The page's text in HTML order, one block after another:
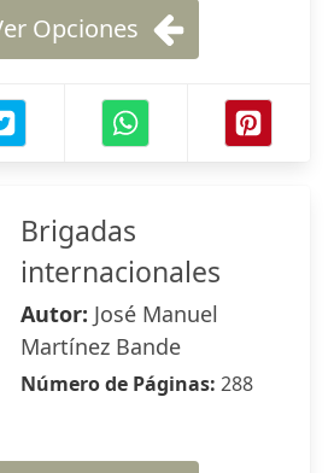
Opciones
Brigadas
internacionales
Autor: José Manuel
Martínez Bande
Número de Páginas: 288